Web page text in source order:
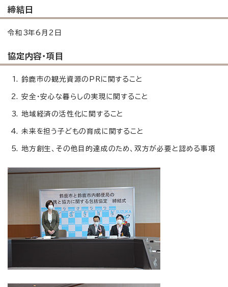
締結日
令和3年6月2日
協定内容・項目
鈴鹿市の観光資源のPRに関すること
安全・安心な暮らしの実現に関すること
地域経済の活性化に関すること
未来を担う子どもの育成に関すること
地方創生、その他目的達成のため、双方が必要と認める事項